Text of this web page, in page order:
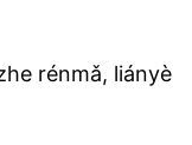
rénmǎ, liányè